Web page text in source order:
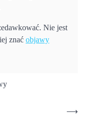
Nie jest
znać objawy
⟶